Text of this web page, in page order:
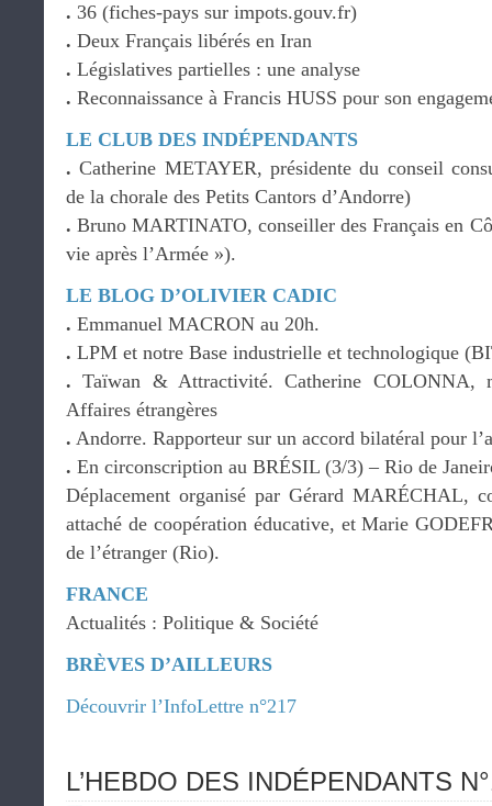
. 36 (fiches-pays sur impots.gouv.fr)
. Deux Français libérés en Iran
. Législatives partielles : une analyse
. Reconnaissance à Francis HUSS pour son
LE CLUB DES INDÉPENDANTS
. Catherine METAYER, présidente du conseil
de la chorale des Petits Cantors d’Andorre)
. Bruno MARTINATO, conseiller des Français en
vie après l’Armée »).
LE BLOG D’OLIVIER CADIC
. Emmanuel MACRON au 20h.
. LPM et notre Base industrielle et technologique
. Taïwan & Attractivité. Catherine COLONNA,
Affaires étrangères
. Andorre. Rapporteur sur un accord bilatéral pour
. En circonscription au BRÉSIL (3/3) – Rio de
Déplacement organisé par Gérard MARÉCHAL,
attaché de coopération éducative, et Marie
de l’étranger (Rio).
FRANCE
Actualités : Politique & Société
BRÈVES D’AILLEURS
Découvrir l’InfoLettre n°217
L’HEBDO DES INDÉPENDANTS